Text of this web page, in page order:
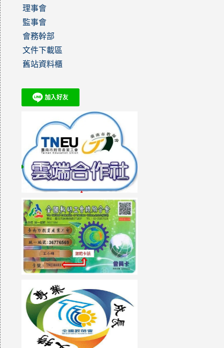
理事會
監事會
會務幹部
文件下載區
舊站資料櫃